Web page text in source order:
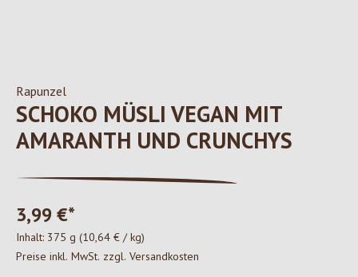
Rapunzel
SCHOKO MÜSLI VEGAN MIT
AMARANTH UND CRUNCHYS
3,99 €*
Inhalt: 375 g (10,64 € / kg)
Preise inkl. MwSt. zzgl. Versandkosten